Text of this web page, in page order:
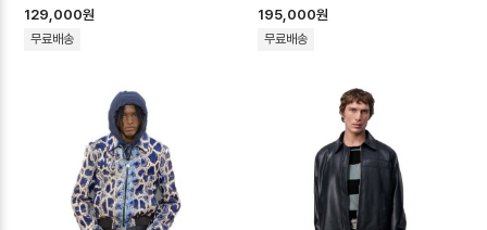
129,000원
무료배송
195,000원
무료배송